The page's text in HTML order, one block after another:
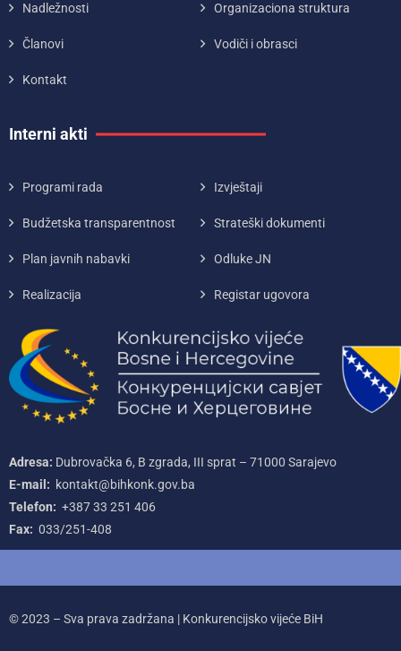
Nadležnosti Organizaciona struktura
Članovi Vodiči i obrasci
Kontakt
Interni akti
Programi rada Izvještaji
Budžetska transparentnost Strateški dokumenti
Plan javnih nabavki Odluke JN
Realizacija Registar ugovora
Adresa: Dubrovačka 6, B zgrada, III sprat – 71000‌ Sarajevo
E-mail: kontakt@bihkonk.gov.ba
Telefon: +387‌ 33‌ 251‌ 406
Fax: 033/251-408
© 2023 – Sva prava zadržana | Konkurencijsko vijeće BiH